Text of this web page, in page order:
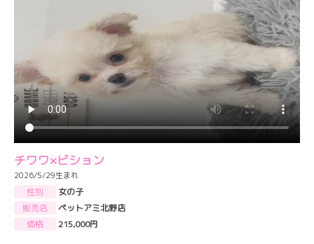
チワワ×ビション
2026/5/29生まれ
性別
女の子
販売店
ペットアミ北野店
価格
215,000円